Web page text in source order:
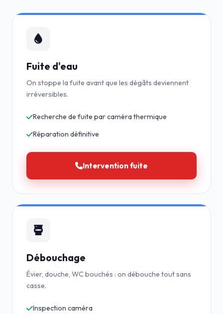
Fuite d'eau
On stoppe la fuite avant que les dégâts deviennent
irréversibles.
Recherche de fuite par caméra thermique
Réparation définitive
Intervention fuite
Débouchage
Évier, douche, WC bouchés : on débouche tout sans
casse.
Inspection caméra